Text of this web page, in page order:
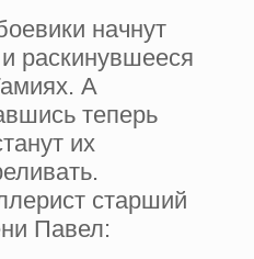
начнут
раскинувшееся
А
теперь
их
старший
Павел: